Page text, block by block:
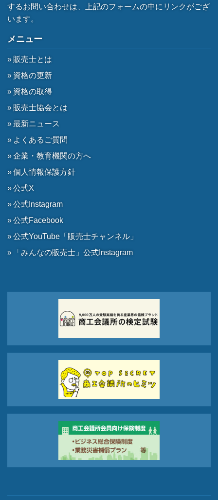
するお問い合わせは、上記のフォームの中にリンクがござ
います。
メニュー
販売士とは
資格の更新
資格の取得
販売士協会とは
最新ニュース
よくあるご質問
企業・教育機関の方へ
個人情報保護方針
公式X
公式Instagram
公式Facebook
公式YouTube「販売士チャンネル」
「みんなの販売士」公式Instagram